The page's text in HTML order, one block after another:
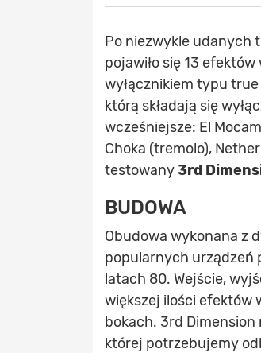
Po niezwykle udanych
pojawiło się 13
wyłącznikiem typu
którą składają się
wcześniejsze: El
Choka (tremolo),
testowany3rd
BUDOWA
Obudowa wykonana z
popularnych urządzeń
latach 80. Wejście,
większej ilości efektów
bokach. 3rd
której potrzebujemy